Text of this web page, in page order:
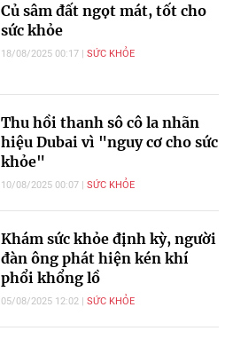
Củ sâm đất ngọt mát, tốt cho
sức khỏe
18/08/2025 00:17 SỨC KHỎE
Thu hồi thanh sô cô la nhãn
hiệu Dubai vì "nguy cơ cho sức
khỏe"
10/08/2025 00:07 SỨC KHỎE
Khám sức khỏe định kỳ, người
đàn ông phát hiện kén khí
phổi khổng lồ
05/08/2025 12:02 SỨC KHỎE